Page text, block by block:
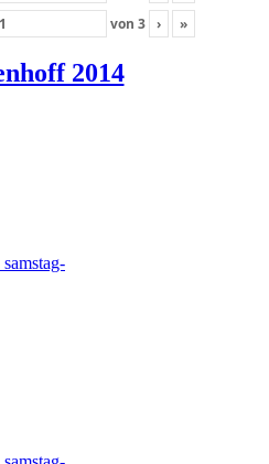
von 3 › »
2014